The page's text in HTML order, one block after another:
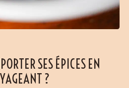
SES ÉPICES EN
?